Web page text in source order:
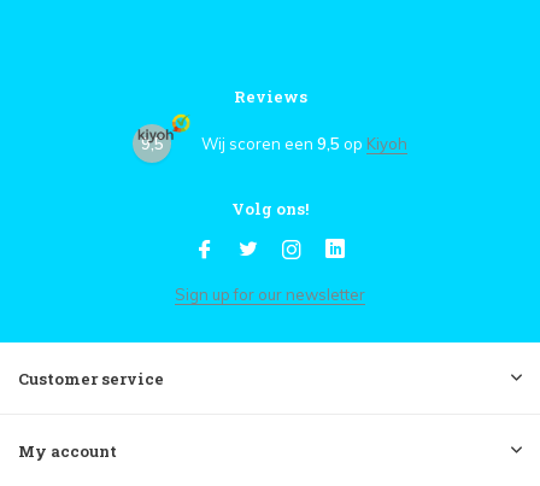
Reviews
9,5 Wij scoren een 9,5 op Kiyoh
Volg ons!
Sign up for our newsletter
Customer service
My account